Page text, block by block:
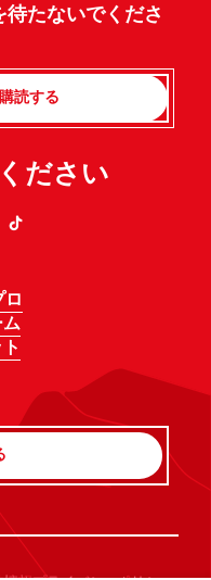
たないでくださ
読する
ださい
ロ